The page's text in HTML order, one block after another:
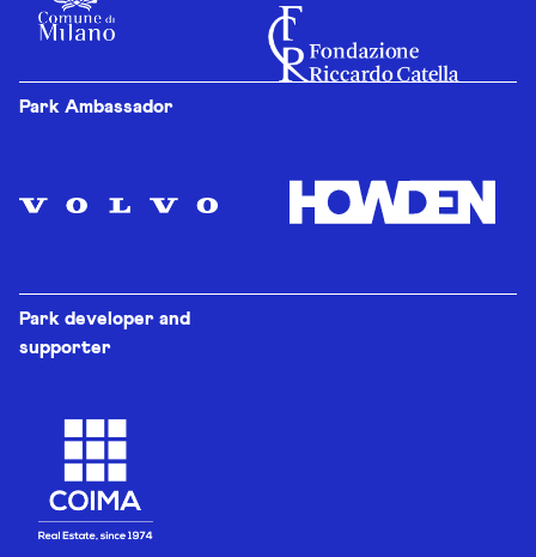
Park Ambassador
Park developer and
supporter